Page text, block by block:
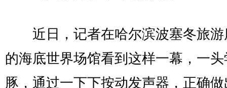
近日，记者在哈尔滨波塞冬旅游
的海底世界场馆看到这样一幕，一
豚，通过一下下按动发声器，正确